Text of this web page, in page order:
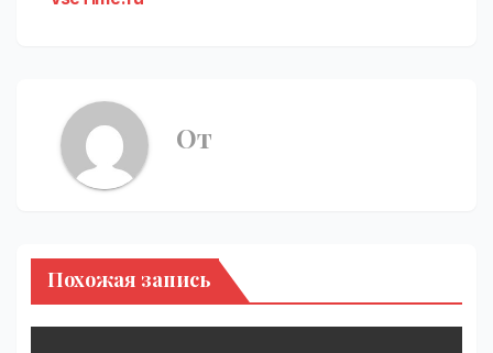
От
Похожая запись